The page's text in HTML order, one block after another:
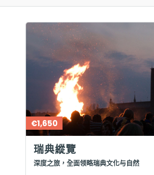
€1,650
瑞典縱覽
深度之旅，全面领略瑞典文化与自然